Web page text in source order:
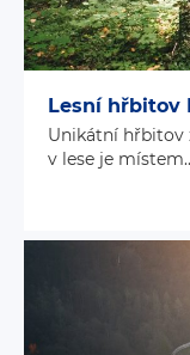
Lesní hřbitov
Unikátní hřbitov
v lese je